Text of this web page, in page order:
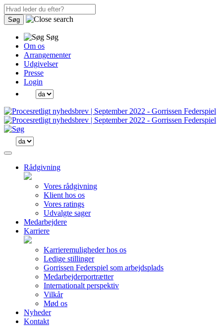
Søg
Søg
Om os
Arrangementer
Udgivelser
Presse
Login
Rådgivning
Vores rådgivning
Klient hos os
Vores ratings
Udvalgte sager
Medarbejdere
Karriere
Karrieremuligheder hos os
Ledige stillinger
Gorrissen Federspiel som arbejdsplads
Medarbejderportrætter
Internationalt perspektiv
Vilkår
Mød os
Nyheder
Kontakt